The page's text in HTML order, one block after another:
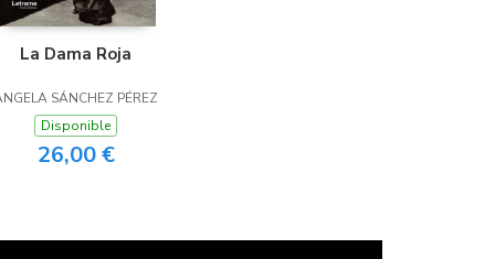
La Dama Roja
SÁNCHEZ PÉREZ
Disponible
26,00 €